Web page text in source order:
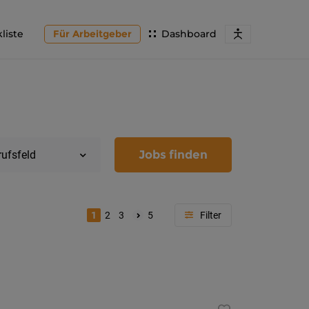
Dashboard
Für Arbeitgeber
Jobs finden
1 2 3 5